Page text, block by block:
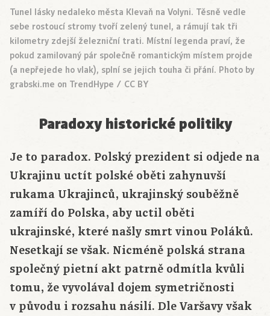
Tunel lásky nedaleko města Klevaň na Volyni. Těsně vedle
sebe rostoucí stromy tvoří zelený tunel, a rámují tak tři
kilometry zdejší železniční trati. Místní legenda praví, že
pokud zamilovaný pár společně romantickým místem projde
(a nepřejede ho vlak), splní se jejich touha či přání. Photo by
grabski.me on TrendHype / CC BY
Paradoxy historické politiky
Je to paradox. Polský prezident si odjede na
Ukrajinu uctít polské oběti zahynuvší
rukama Ukrajinců, ukrajinský souběžně
zamíří do Polska, aby uctil oběti
ukrajinské, které našly smrt vinou Poláků.
Nesetkají se však. Nicméně polská strana
společný pietní akt patrně odmítla kvůli
tomu, že vyvolával dojem symetričnosti
v původu i rozsahu násilí. Dle Varšavy však